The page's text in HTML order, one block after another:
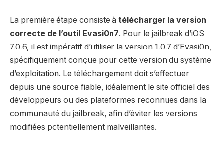
La première étape consiste à télécharger la version
correcte de l’outil Evasi0n7. Pour le jailbreak d’iOS
7.0.6, il est impératif d’utiliser la version 1.0.7 d’Evasi0n,
spécifiquement conçue pour cette version du système
d’exploitation. Le téléchargement doit s’effectuer
depuis une source fiable, idéalement le site officiel des
développeurs ou des plateformes reconnues dans la
communauté du jailbreak, afin d’éviter les versions
modifiées potentiellement malveillantes.